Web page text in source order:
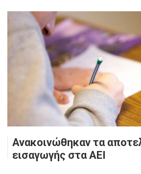
Ανακοινώθηκαν τα
εισαγωγής στα ΑΕΙ